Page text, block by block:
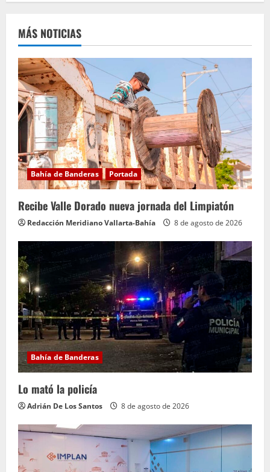
l
e
y
e
n
d
o
MÁS NOTICIAS
Bahía de Banderas Portada
Recibe Valle Dorado nueva jornada del Limpiatón
Redacción Meridiano Vallarta-Bahía 8 de agosto de 2026
Bahía de Banderas
Lo mató la policía
Adrián De Los Santos 8 de agosto de 2026